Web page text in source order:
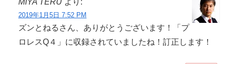
MIYA TERU より:
2019年1月5日 7:52 PM
ズンとねるさん、ありがとうございます！「プ
ロレスQ４」に収録されていましたね！訂正します！